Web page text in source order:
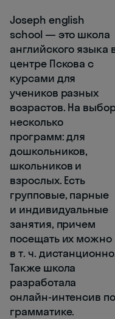
Joseph english
school — это школа
английского языка
центре Пскова с
курсами для
учеников разных
возрастов. На
несколько
программ: для
дошкольников,
школьников и
взрослых. Есть
групповые, парные
и индивидуальные
занятия, причем
посещать их можно
в т. ч.
Также школа
разработала
онлайн-интенсив по
грамматике.